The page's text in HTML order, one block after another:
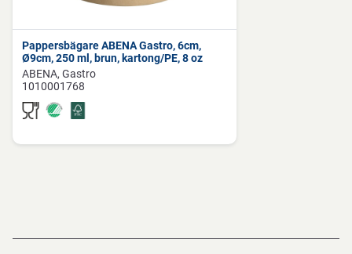
Pappersbägare ABENA Gastro, 6cm,
Ø9cm, 250 ml, brun, kartong/PE, 8 oz
ABENA Gastro
1010001768